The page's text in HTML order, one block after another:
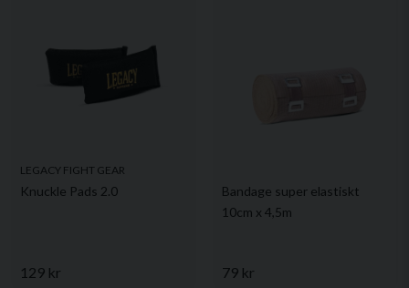
LEGACY FIGHT GEAR
Knuckle Pads 2.0
129 kr
Bandage super elastiskt
10cm x 4,5m
79 kr